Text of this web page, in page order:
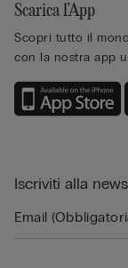
Scarica l’App
Scopri tutto il
con la nostra app
Iscriviti alla